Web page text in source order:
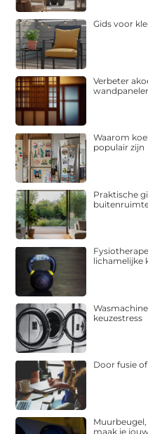
Gids voor
Verbeter
Waarom
populair zijn
Praktische
lichamelijke
keuzestress
Door fusie
maak je